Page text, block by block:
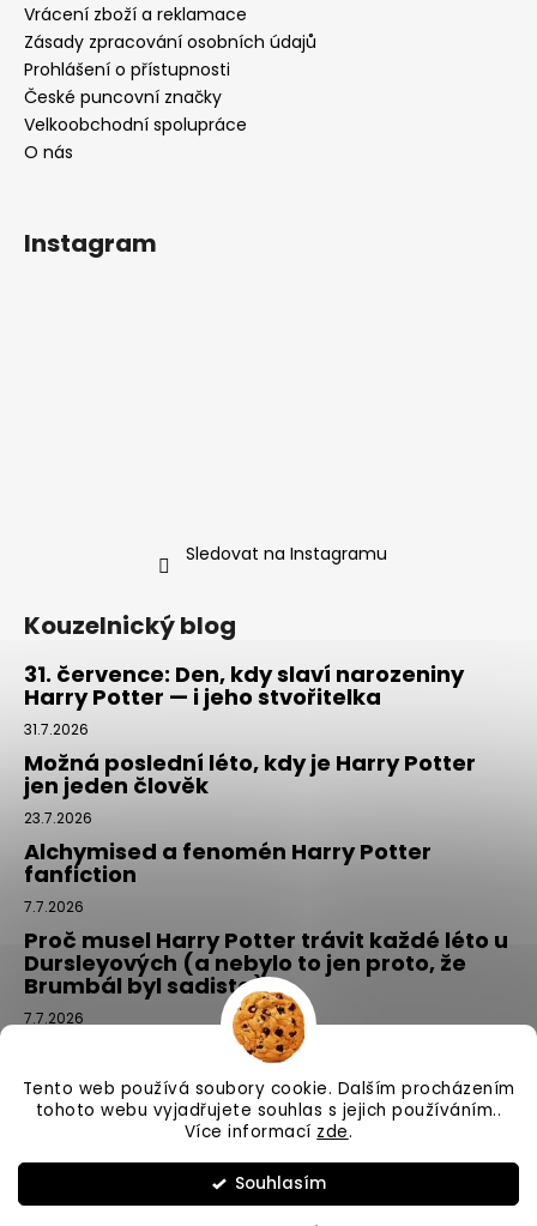
Tento web používá soubory cookie. Dalším procházením
tohoto webu vyjadřujete souhlas s jejich používáním..
Více informací zde.
Souhlasím
Vrácení zboží a reklamace
Zásady zpracování osobních údajů
Prohlášení o přístupnosti
České puncovní značky
Velkoobchodní spolupráce
O nás
Instagram
Sledovat na Instagramu
Kouzelnický blog
31. července: Den, kdy slaví narozeniny
Harry Potter — i jeho stvořitelka
31.7.2026
Možná poslední léto, kdy je Harry Potter
jen jeden člověk
23.7.2026
Alchymised a fenomén Harry Potter
fanfiction
7.7.2026
Proč musel Harry Potter trávit každé léto u
Dursleyových (a nebylo to jen proto, že
Brumbál byl sadista)
7.7.2026
Tajemný balíček z Příčné ulice: kouzlo,
které si vyberete tím, že si ho NEvyberete
1.7.2026
Vytvořil Shoptet
Copyright 2026Příčná ulice. Všechna práva vyhrazena.